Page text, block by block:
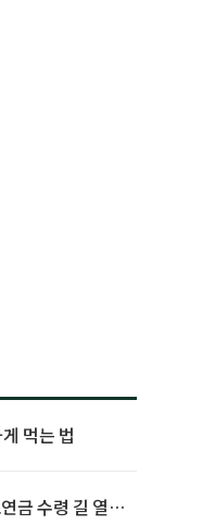
먹는 법
금 수령 길 열린